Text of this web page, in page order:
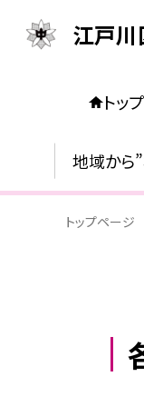
江戸
トッ
地域から
トップページ